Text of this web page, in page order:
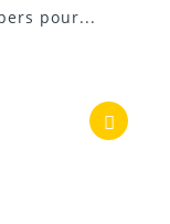
pour...